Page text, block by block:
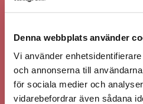
Denna webbplats använder
Vi använder
och annonserna till
för sociala medier och
vidarebefordrar även sådana
KONSERT
BO I VÄSTERÅS